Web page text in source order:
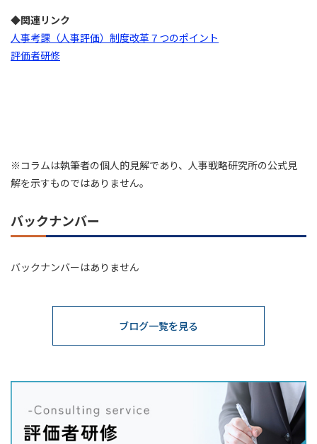
◆関連リンク
人事考課（人事評価）制度改革７つのポイント
評価者研修
※コラムは執筆者の個人的見解であり、人事戦略研究所の公式見
解を示すものではありません。
バックナンバー
バックナンバーはありません
ブログ一覧を見る